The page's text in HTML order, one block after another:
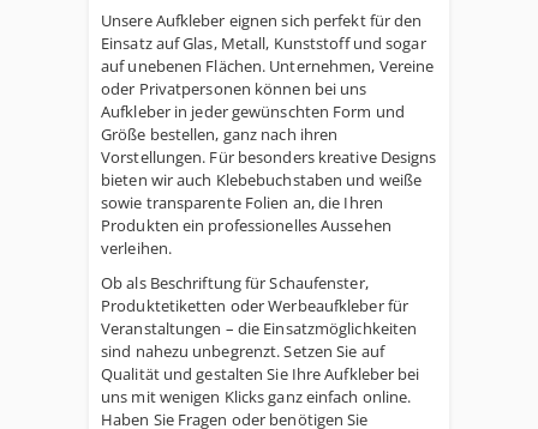
Unsere Aufkleber eignen sich perfekt für den
Einsatz auf Glas, Metall, Kunststoff und sogar
auf unebenen Flächen. Unternehmen, Vereine
oder Privatpersonen können bei uns
Aufkleber in jeder gewünschten Form und
Größe bestellen, ganz nach ihren
Vorstellungen. Für besonders kreative Designs
bieten wir auch Klebebuchstaben und weiße
sowie transparente Folien an, die Ihren
Produkten ein professionelles Aussehen
verleihen.
Ob als Beschriftung für Schaufenster,
Produktetiketten oder Werbeaufkleber für
Veranstaltungen – die Einsatzmöglichkeiten
sind nahezu unbegrenzt. Setzen Sie auf
Qualität und gestalten Sie Ihre Aufkleber bei
uns mit wenigen Klicks ganz einfach online.
Haben Sie Fragen oder benötigen Sie